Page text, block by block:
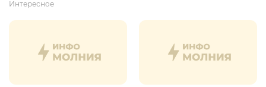
дает толчок для
развития»
Интересное